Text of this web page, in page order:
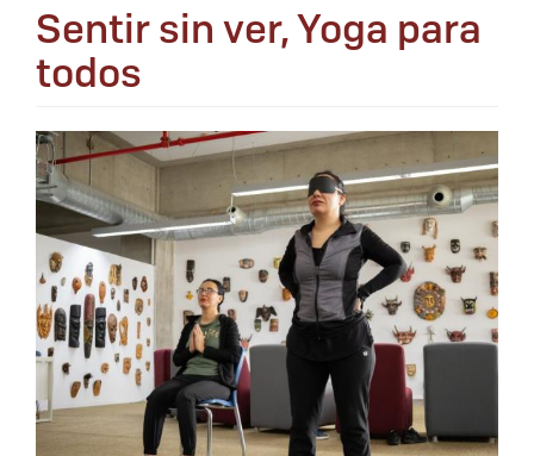
Sentir sin ver, Yoga para
todos